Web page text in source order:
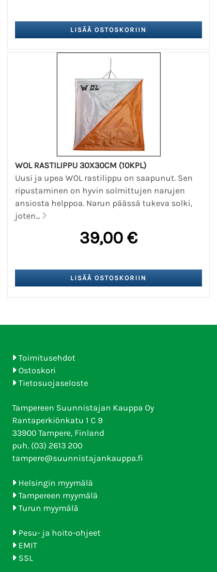
WOL RASTILIPPU 30X30CM (10KPL)
Uusi ja upea WOL rastilippu on saapunut. Sen
ripustaminen on hyvin solmittujen narujen
ansiosta helppoa. Narun päässä tukeva solki,
joten...
39,00 €
Toimitusehdot
Ostoskori
Tietosuojaseloste
Tampereen Suunnistajan Kauppa Oy
Rantaperkiönkatu 1 C 9
33900 Tampere, Finland
puh. (03) 2613 200
tampere@suunnistajankauppa.fi
Helsingin myymälä
Tampereen myymälä
Turun myymälä
Pesu- ja hoito-ohjeet
EMIT
SSL